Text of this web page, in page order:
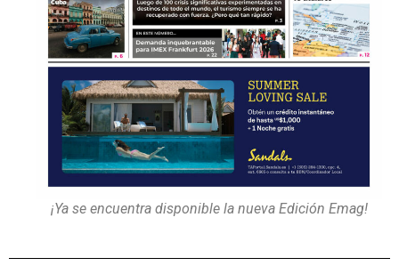
¡Ya se encuentra disponible la nueva Edición Emag!